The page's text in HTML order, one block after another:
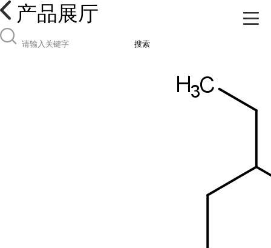
产品展厅
搜索